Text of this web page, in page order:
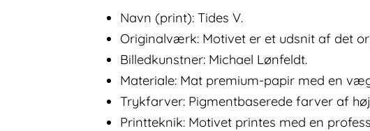
Navn (print): Tides V.
Originalværk: Motivet er et udsnit af det
Billedkunstner: Michael Lønfeldt.
Materiale: Mat premium-papir med en
Trykfarver: Pigmentbaserede farver af
Printteknik: Motivet printes med en